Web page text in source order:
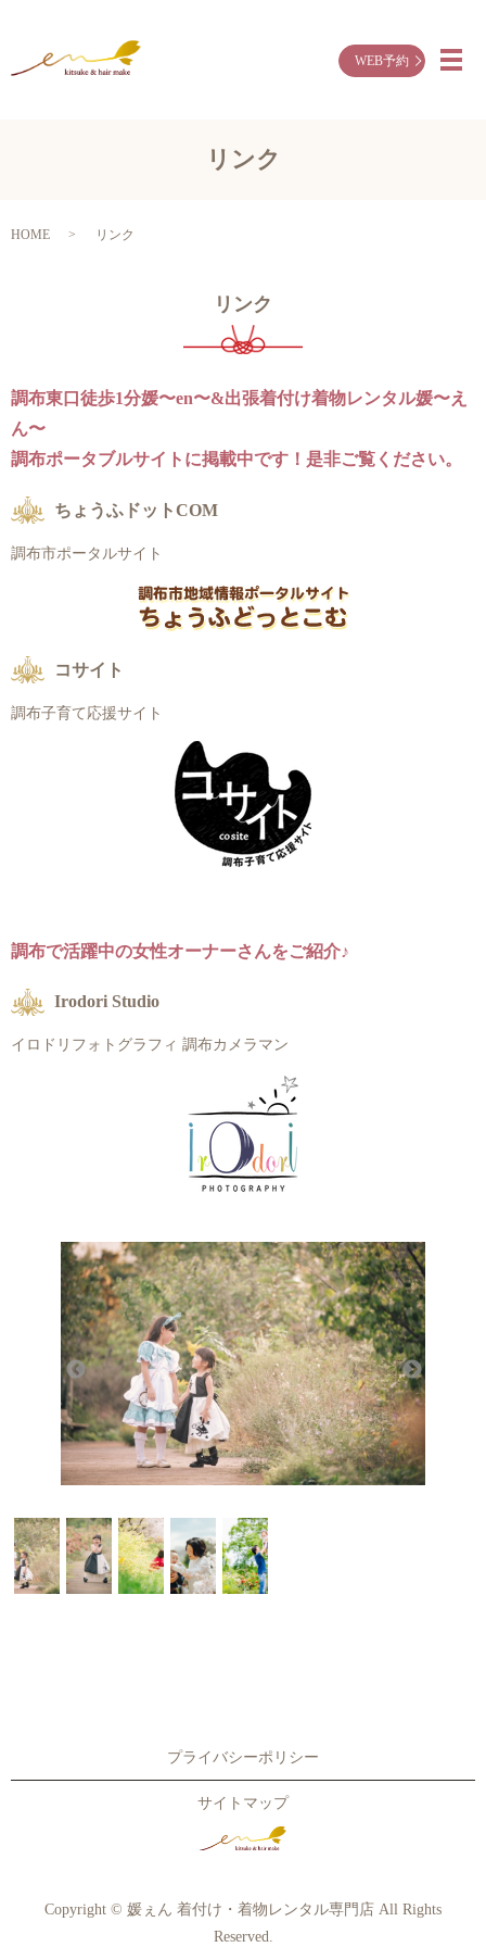
WEB予約 メ
リンク
HOME リンク
リンク
調布東口徒歩1分媛〜en〜&出張着付け着物レンタル媛〜え
ん〜
調布ポータブルサイトに掲載中です！是非ご覧ください。
ちょうふドットCOM
調布市ポータルサイト
コサイト
調布子育て応援サイト
調布で活躍中の女性オーナーさんをご紹介♪
Irodori Studio
イロドリフォトグラフィ 調布カメラマン
プライバシーポリシー
サイトマップ
Copyright © 媛ぇん 着付け・着物レンタル専門店 All Rights
Reserved.